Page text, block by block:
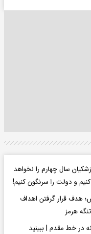
سال چهارم را نخواهد
هدف قرار گرفتن اهداف
هرمز
در خط مقدم | ببینید